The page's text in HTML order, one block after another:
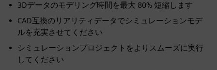
3Dデータのモデリング時間を最大 80% 短縮します
CAD互換のリアリティデータでシミュレーションモデ
ルを充実させてください
シミュレーションプロジェクトをよりスムーズに実行
してください